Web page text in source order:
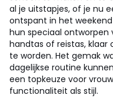
al je uitstapjes, of je nu
ontspant in het
hun speciaal ontworpen
handtas of reistas, klaar
te worden. Het gemak
dagelijkse routine
een topkeuze voor
functionaliteit als stijl.